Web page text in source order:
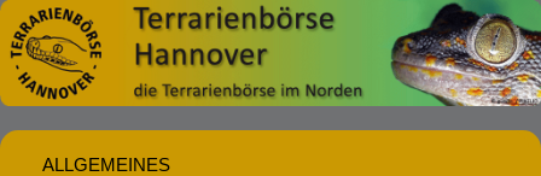
ALLGEMEINES